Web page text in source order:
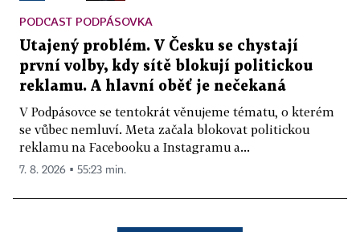
PODCAST PODPÁSOVKA
Utajený problém. V Česku se chystají
první volby, kdy sítě blokují politickou
reklamu. A hlavní oběť je nečekaná
V Podpásovce se tentokrát věnujeme tématu, o kterém
se vůbec nemluví. Meta začala blokovat politickou
reklamu na Facebooku a Instagramu a...
7. 8. 2026 ▪ 55:23 min.